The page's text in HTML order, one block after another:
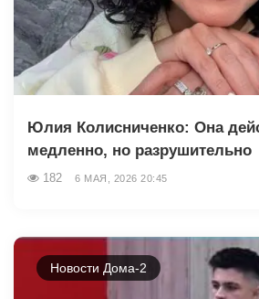
Юлия Колисниченко: Она
медленно, но разрушительно
182 6 МАЯ, 2026 20:45
Новости Дома-2